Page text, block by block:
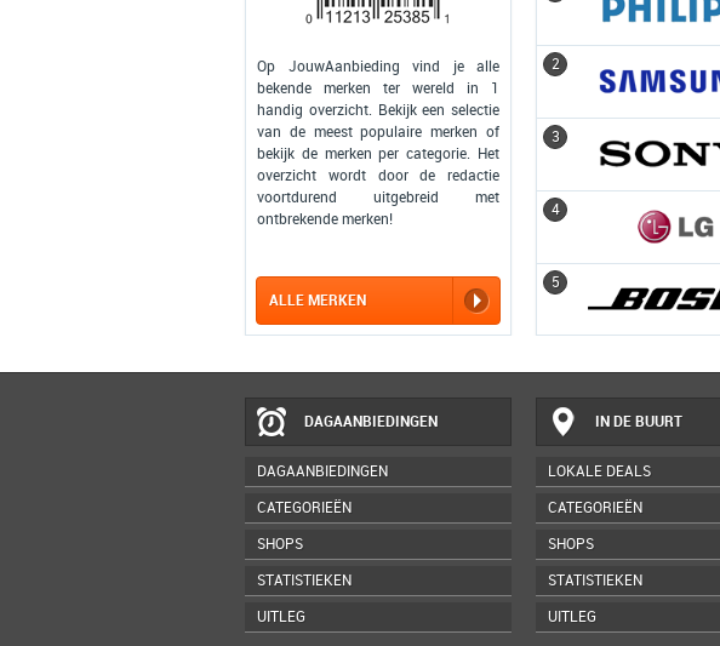
Op JouwAanbieding vind je alle
bekende merken ter wereld in 1
handig overzicht. Bekijk een selectie
van de meest populaire merken of
bekijk de merken per categorie. Het
overzicht wordt door de redactie
voortdurend uitgebreid met
ontbrekende merken!
ALLE MERKEN
2
3
4
5
DAGAANBIEDINGEN
DAGAANBIEDINGEN
CATEGORIEËN
SHOPS
STATISTIEKEN
UITLEG
IN DE BUURT
LOKALE DEALS
CATEGORIEËN
SHOPS
STATISTIEKEN
UITLEG